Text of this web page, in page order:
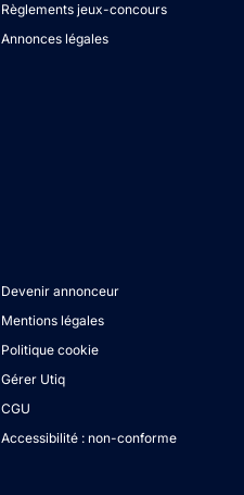
Règlements jeux-concours
Annonces légales
Devenir annonceur
Mentions légales
Politique cookie
Gérer Utiq
CGU
Accessibilité : non-conforme